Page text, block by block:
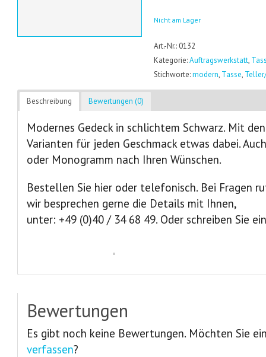
Nicht am Lager
Art.-Nr.: 0132
Kategorie:Auftragswerkstatt,
Stichworte:modern, Tasse,
Beschreibung Bewertungen (0)
Modernes Gedeck in schlichtem Schwarz. Mit
Varianten für jeden Geschmack etwas dabei.
oder Monogramm nach Ihren Wünschen.
Bestellen Sie hier oder telefonisch. Bei Fragen
wir besprechen gerne die Details mit Ihnen,
unter: +49 (0)40 / 34 68 49. Oder schreiben Sie
Bewertungen
Es gibt noch keine Bewertungen. Möchten Sie
verfassen?